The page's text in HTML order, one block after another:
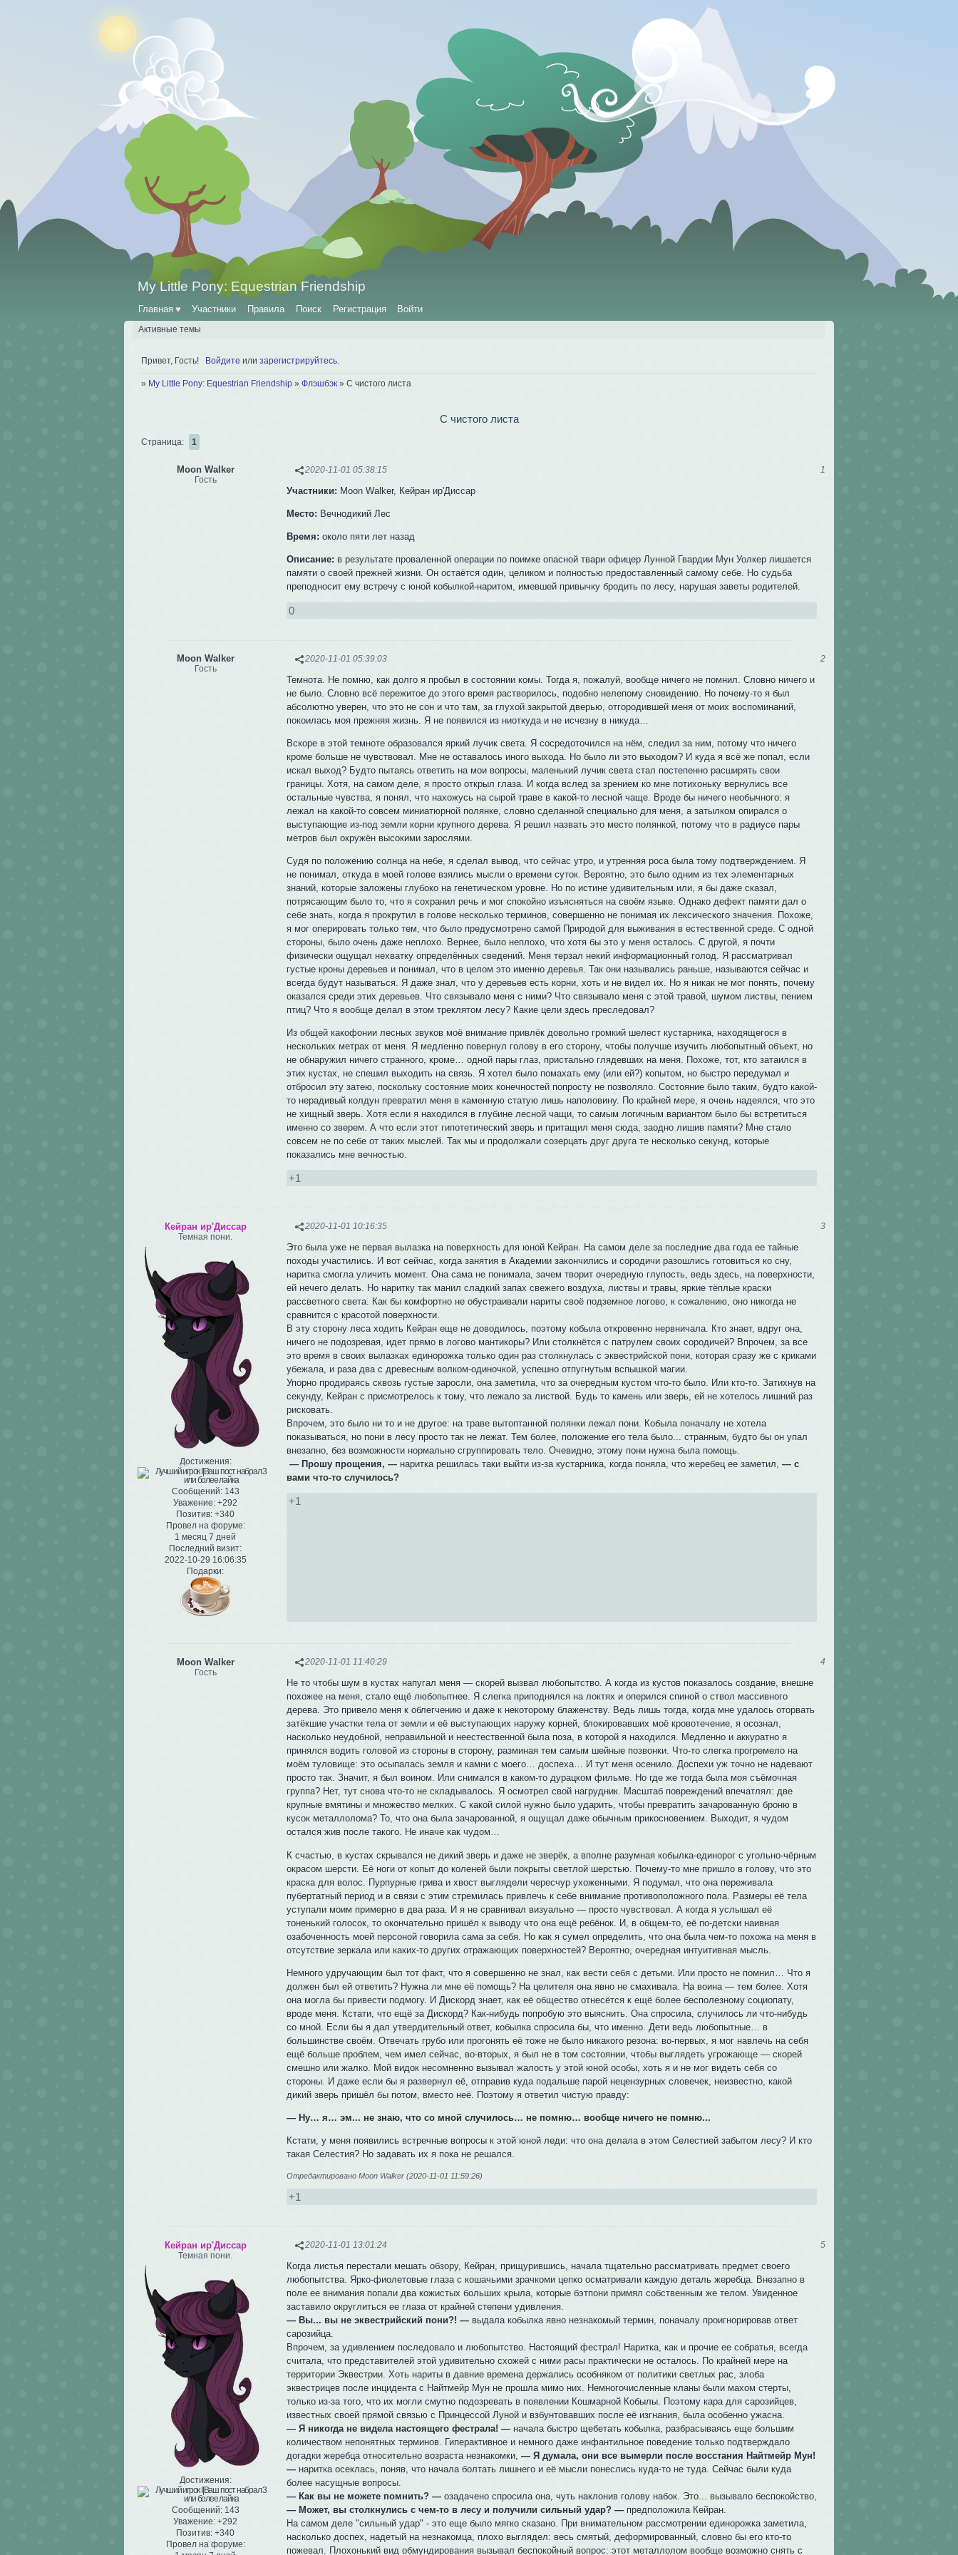
My Little Pony: Equestrian Friendship
Главная ♥ Участники Правила Поиск Регистрация Войти
Активные темы
Привет, Гость! Войдите или зарегистрируйтесь
» My Little Pony: Equestrian Friendship » Флэшбэк » С чистого листа
С чистого листа
Страница: 1
1
2020-11-01 05:38:15
Moon Walker
Гость
Участники: Moon Walker, Кейран ир'Диссар
Место: Вечнодикий Лес
Время: около пяти лет назад
Описание: в результате проваленной операции по поимке опасной твари офицер Лунной Гвардии Мун Уолкер лишается
памяти о своей прежней жизни. Он остаётся один, целиком и полностью предоставленный самому себе. Но судьба
преподносит ему встречу с юной кобылкой-наритом, имевшей привычку бродить по лесу, нарушая заветы родителей.
0
2
2020-11-01 05:39:03
Moon Walker
Гость
Темнота. Не помню, как долго я пробыл в состоянии комы. Тогда я, пожалуй, вообще ничего не помнил. Словно ничего и
не было. Словно всё пережитое до этого время растворилось, подобно нелепому сновидению. Но почему-то я был
абсолютно уверен, что это не сон и что там, за глухой закрытой дверью, отгородившей меня от моих воспоминаний,
покоилась моя прежняя жизнь. Я не появился из ниоткуда и не исчезну в никуда…
Вскоре в этой темноте образовался яркий лучик света. Я сосредоточился на нём, следил за ним, потому что ничего
кроме больше не чувствовал. Мне не оставалось иного выхода. Но было ли это выходом? И куда я всё же попал, если
искал выход? Будто пытаясь ответить на мои вопросы, маленький лучик света стал постепенно расширять свои
границы. Хотя, на самом деле, я просто открыл глаза. И когда вслед за зрением ко мне потихоньку вернулись все
остальные чувства, я понял, что нахожусь на сырой траве в какой-то лесной чаще. Вроде бы ничего необычного: я
лежал на какой-то совсем миниатюрной полянке, словно сделанной специально для меня, а затылком опирался о
выступающие из-под земли корни крупного дерева. Я решил назвать это место полянкой, потому что в радиусе пары
метров был окружён высокими зарослями.
Судя по положению солнца на небе, я сделал вывод, что сейчас утро, и утренняя роса была тому подтверждением. Я
не понимал, откуда в моей голове взялись мысли о времени суток. Вероятно, это было одним из тех элементарных
знаний, которые заложены глубоко на генетическом уровне. Но по истине удивительным или, я бы даже сказал,
потрясающим было то, что я сохранил речь и мог спокойно изъясняться на своём языке. Однако дефект памяти дал о
себе знать, когда я прокрутил в голове несколько терминов, совершенно не понимая их лексического значения. Похоже,
я мог оперировать только тем, что было предусмотрено самой Природой для выживания в естественной среде. С одной
стороны, было очень даже неплохо. Вернее, было неплохо, что хотя бы это у меня осталось. С другой, я почти
физически ощущал нехватку определённых сведений. Меня терзал некий информационный голод. Я рассматривал
густые кроны деревьев и понимал, что в целом это именно деревья. Так они назывались раньше, называются сейчас и
всегда будут называться. Я даже знал, что у деревьев есть корни, хоть и не видел их. Но я никак не мог понять, почему
оказался среди этих деревьев. Что связывало меня с ними? Что связывало меня с этой травой, шумом листвы, пением
птиц? Что я вообще делал в этом треклятом лесу? Какие цели здесь преследовал?
Из общей какофонии лесных звуков моё внимание привлёк довольно громкий шелест кустарника, находящегося в
нескольких метрах от меня. Я медленно повернул голову в его сторону, чтобы получше изучить любопытный объект, но
не обнаружил ничего странного, кроме… одной пары глаз, пристально глядевших на меня. Похоже, тот, кто затаился в
этих кустах, не спешил выходить на связь. Я хотел было помахать ему (или ей?) копытом, но быстро передумал и
отбросил эту затею, поскольку состояние моих конечностей попросту не позволяло. Состояние было таким, будто какой-
то нерадивый колдун превратил меня в каменную статую лишь наполовину. По крайней мере, я очень надеялся, что это
не хищный зверь. Хотя если я находился в глубине лесной чащи, то самым логичным вариантом было бы встретиться
именно со зверем. А что если этот гипотетический зверь и притащил меня сюда, заодно лишив памяти? Мне стало
совсем не по себе от таких мыслей. Так мы и продолжали созерцать друг друга те несколько секунд, которые
показались мне вечностью.
+1
3
2020-11-01 10:16:35
Кейран ир'Диссар
Темная пони.
Достижения:
Сообщений:143
Уважение: +292
Позитив: +340
Провел на форуме:
1 месяц 7 дней
Последний визит:
2022-10-29 16:06:35
Подарки:
Это была уже не первая вылазка на поверхность для юной Кейран. На самом деле за последние два года ее тайные
походы участились. И вот сейчас, когда занятия в Академии закончились и сородичи разошлись готовиться ко сну,
наритка смогла уличить момент. Она сама не понимала, зачем творит очередную глупость, ведь здесь, на поверхности,
ей нечего делать. Но наритку так манил сладкий запах свежего воздуха, листвы и травы, яркие тёплые краски
рассветного света. Как бы комфортно не обустраивали нариты своё подземное логово, к сожалению, оно никогда не
сравнится с красотой поверхности.
В эту сторону леса ходить Кейран еще не доводилось, поэтому кобыла откровенно нервничала. Кто знает, вдруг она,
ничего не подозревая, идет прямо в логово мантикоры? Или столкнётся с патрулем своих сородичей? Впрочем, за все
это время в своих вылазках единорожка только один раз столкнулась с эквестрийской пони, которая сразу же с криками
убежала, и раза два с древесным волком-одиночкой, успешно отпугнутым вспышкой магии.
Упорно продираясь сквозь густые заросли, она заметила, что за очередным кустом что-то было. Или кто-то. Затихнув на
секунду, Кейран с присмотрелось к тому, что лежало за листвой. Будь то камень или зверь, ей не хотелось лишний раз
рисковать.
Впрочем, это было ни то и не другое: на траве вытоптанной полянки лежал пони. Кобыла поначалу не хотела
показываться, но пони в лесу просто так не лежат. Тем более, положение его тела было... странным, будто бы он упал
внезапно, без возможности нормально сгруппировать тело. Очевидно, этому пони нужна была помощь.
— Прошу прощения, — наритка решилась таки выйти из-за кустарника, когда поняла, что жеребец ее заметил,— с
вами что-то случилось?
+1
4
2020-11-01 11:40:29
Moon Walker
Гость
Не то чтобы шум в кустах напугал меня — скорей вызвал любопытство. А когда из кустов показалось создание, внешне
похожее на меня, стало ещё любопытнее. Я слегка приподнялся на локтях и оперился спиной о ствол массивного
дерева. Это привело меня к облегчению и даже к некоторому блаженству. Ведь лишь тогда, когда мне удалось оторвать
затёкшие участки тела от земли и её выступающих наружу корней, блокировавших моё кровотечение, я осознал,
насколько неудобной, неправильной и неестественной была поза, в которой я находился. Медленно и аккуратно я
принялся водить головой из стороны в сторону, разминая тем самым шейные позвонки. Что-то слегка прогремело на
моём туловище: это осыпалась земля и камни с моего… доспеха… И тут меня осенило. Доспехи уж точно не надевают
просто так. Значит, я был воином. Или снимался в каком-то дурацком фильме. Но где же тогда была моя съёмочная
группа? Нет, тут снова что-то не складывалось. Я осмотрел свой нагрудник. Масштаб повреждений впечатлял: две
крупные вмятины и множество мелких. С какой силой нужно было ударить, чтобы превратить зачарованную броню в
кусок металлолома? То, что она была зачарованной, я ощущал даже обычным прикосновением. Выходит, я чудом
остался жив после такого. Не иначе как чудом…
К счастью, в кустах скрывался не дикий зверь и даже не зверёк, а вполне разумная кобылка-единорог с угольно-чёрным
окрасом шерсти. Её ноги от копыт до коленей были покрыты светлой шерстью. Почему-то мне пришло в голову, что это
краска для волос. Пурпурные грива и хвост выглядели чересчур ухоженными. Я подумал, что она переживала
пубертатный период и в связи с этим стремилась привлечь к себе внимание противоположного пола. Размеры её тела
уступали моим примерно в два раза. И я не сравнивал визуально — просто чувствовал. А когда я услышал её
тоненький голосок, то окончательно пришёл к выводу что она ещё ребёнок. И, в общем-то, её по-детски наивная
озабоченность моей персоной говорила сама за себя. Но как я сумел определить, что она была чем-то похожа на меня в
отсутствие зеркала или каких-то других отражающих поверхностей? Вероятно, очередная интуитивная мысль.
Немного удручающим был тот факт, что я совершенно не знал, как вести себя с детьми. Или просто не помнил… Что я
должен был ей ответить? Нужна ли мне её помощь? На целителя она явно не смахивала. На воина — тем более. Хотя
она могла бы привести подмогу. И Дискорд знает, как её общество отнесётся к ещё более бесполезному социопату,
вроде меня. Кстати, что ещё за Дискорд? Как-нибудь попробую это выяснить. Она спросила, случилось ли что-нибудь
со мной. Если бы я дал утвердительный ответ, кобылка спросила бы, что именно. Дети ведь любопытные… в
большинстве своём. Отвечать грубо или прогонять её тоже не было никакого резона: во-первых, я мог навлечь на себя
ещё больше проблем, чем имел сейчас, во-вторых, я был не в том состоянии, чтобы выглядеть угрожающе — скорей
смешно или жалко. Мой видок несомненно вызывал жалость у этой юной особы, хоть я и не мог видеть себя со
стороны. И даже если бы я развернул её, отправив куда подальше парой нецензурных словечек, неизвестно, какой
дикий зверь пришёл бы потом, вместо неё. Поэтому я ответил чистую правду:
— Ну… я… эм... не знаю, что со мной случилось… не помню… вообще ничего не помню...
Кстати, у меня появились встречные вопросы к этой юной леди: что она делала в этом Селестией забытом лесу? И кто
такая Селестия? Но задавать их я пока не решался.
Отредактировано Moon Walker (2020-11-01 11:59:26)
+1
5
2020-11-01 13:01:24
Кейран ир'Диссар
Темная пони.
Достижения:
Сообщений:143
Уважение: +292
Позитив: +340
Провел на форуме:
Когда листья перестали мешать обзору, Кейран, прищурившись, начала тщательно рассматривать предмет своего
любопытства. Ярко-фиолетовые глаза с кошачьими зрачкоми цепко осматривали каждую деталь жеребца. Внезапно в
поле ее внимания попали два кожистых больших крыла, которые бэтпони примял собственным же телом. Увиденное
заставило округлиться ее глаза от крайней степени удивления.
— Вы... вы не эквестрийский пони?! — выдала кобылка явно незнакомый термин, поначалу проигнорировав ответ
сарозийца.
Впрочем, за удивлением последовало и любопытство. Настоящий фестрал! Наритка, как и прочие ее собратья, всегда
считала, что представителей этой удивительно схожей с ними расы практически не осталось. По крайней мере на
территории Эквестрии. Хоть нариты в давние времена держались особняком от политики светлых рас, злоба
эквестрицев после инцидента с Найтмейр Мун не прошла мимо них. Немногочисленные кланы были махом стерты,
только из-за того, что их могли смутно подозревать в появлении Кошмарной Кобылы. Поэтому кара для сарозийцев,
известных своей прямой связью с Принцессой Луной и взбунтовавших после её изгнания, была особенно ужасна.
— Я никогда не видела настоящего фестрала! — начала быстро щебетать кобылка, разбрасываясь еще большим
количеством непонятных терминов. Гиперактивное и немного даже инфантильное поведение только подтверждало
догадки жеребца относительно возраста незнакомки, — Я думала, они все вымерли после восстания Найтмейр Мун!
— наритка осеклась, поняв, что начала болтать лишнего и её мысли понеслись куда-то не туда. Сейчас были куда
более насущные вопросы.
— Как вы не можете помнить? — озадачено спросила она, чуть наклонив голову набок. Это... вызывало беспокойство,
— Может, вы столкнулись с чем-то в лесу и получили сильный удар? — предположила Кейран.
На самом деле "сильный удар" - это еще было мягко сказано. При внимательном рассмотрении единорожка заметила,
насколько доспех, надетый на незнакомца, плохо выглядел: весь смятый, деформированный, словно бы его кто-то
пожевал. Плохонький вид обмундирования вызывал беспокойный вопрос: этот металлолом вообще возможно снять с